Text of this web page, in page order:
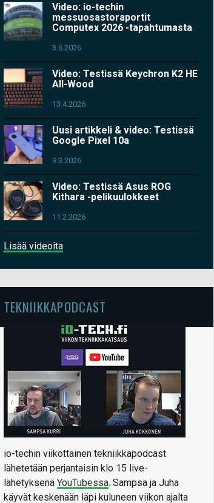
Video: io-techin
messuosastoraportit
Computex 2026 -tapahtumasta
3.6.2026
Video: Testissä Keychron K2 HE
All-Wood
13.4.2026
Uusi artikkeli & video: Testissä
Google Pixel 10a
9.3.2026
Video: Testissä Asus ROG
Kithara -pelikuulokkeet
11.2.2026
Lisää videoita
TEKNIIKKAPODCAST
io-techin viikottainen tekniikkapodcast
lähetetään perjantaisin klo 15 live-
lähetyksenä YouTubessa. Sampsa ja Juha
käyvät keskenään läpi kuluneen viikon ajalta